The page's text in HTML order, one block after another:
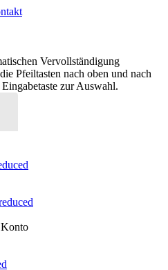
Vervollständigung
Pfeiltasten nach oben und nach
zur Auswahl.